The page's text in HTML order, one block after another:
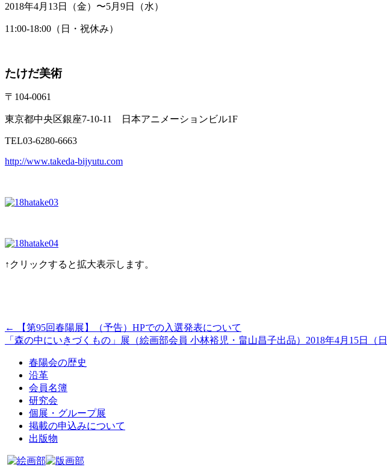
2018年4月13日（金）〜5月9日（水）
11:00-18:00（日・祝休み）
たけだ美術
〒104-0061
東京都中央区銀座7-10-11 日本アニメーションビル1F
TEL03-6280-6663
http://www.takeda-bijyutu.com
↑クリックすると拡大表示します。
←
【第95回春陽展】（予告）HPでの入選発表について
「森の中にいきづくもの」展（絵画部会員 小林裕児・畠山昌子出品）2018年4月15日（
春陽会の歴史
沿革
会員名簿
研究会
個展・グループ展
掲載の申込みについて
出版物